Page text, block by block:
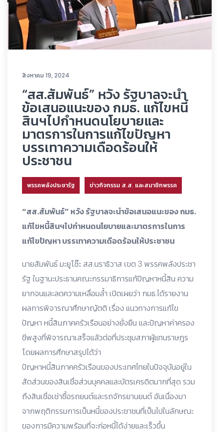
สิงหาคม 19, 2024
“สส.สัมพันธ์” หวัง รัฐบาลจะนำ
ข้อเสนอแนะของ กมธ. แก้ไขหนี้
สินฯไปกำหนดนโยบายและ
มาตรการในการแก้ไขปัญหา
บรรเทาความเดือดร้อนให้
ประชาชน
พรรคพลังประชารัฐ ข่าวกิจกรรม ส.ส. และสมาชิกพรรค
“สส.สัมพันธ์” หวัง รัฐบาลจะนำข้อเสนอแนะของ กมธ.
แก้ไขหนี้สินฯไปกำหนดนโยบายและมาตรการในการ
แก้ไขปัญหา บรรเทาความเดือดร้อนให้ประชาชน
นายสัมพันธ์ มะยูโซ๊ะ สส.นราธิวาส เขต 3 พรรคพลังประชา
รัฐ ในฐานะประธานคณะกรรมาธิการแก้ปัญหาหนี้สิน ความ
ยากจนและลดความเหลื่อมล้ำ เปิดเผยว่า กมธ.ได้รายงาน
ผลการพิจารณาศึกษาญัตติ เรื่อง แนวทางการแก้ไข
ปัญหา หนี้สินภาคครัวเรือนอย่างยั่งยืน และปัญหาค่าครอง
ชีพสูงที่พิจารณาเสร็จแล้วต่อที่ประชุมสภาผู้แทนราษฎร
โดยผลการศึกษาสรุปได้ว่า
ปัญหาหนี้สินภาคครัวเรือนของประเทศไทยในปัจจุบันอยู่ใน
สัดส่วนของสินเชื่อส่วนบุคคลและบัตรเครดิตมากที่สุด รวม
ถึงสินเชื่อเช่าซื้อรถยนต์และรถจักรยานยนต์ อันเนื่องมา
จากพฤติกรรมการเป็นหนี้ของประชาชนที่เป็นไปในลักษณะ
ของการมีความพร้อมที่จะก่อหนี้ได้ง่ายและเร็วขึ้น